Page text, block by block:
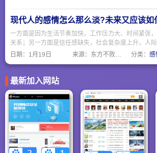
稳健、高速发展的状
态。十余年来，邂逅
网已为60万对单身朋
友找到了幸福的另一
半。2003年正式启用
邂逅网品牌，依托互
联网平台，启动布局
现代人的感情怎么那么淡?未来又应该
一方面是因为生活节奏加快，工作压力大、时间紧张
关系；另一方面是信任感缺失，社会复杂度上升，人
不要期待所有人都该对我深情，而要主动选择值得深
日期： 1月19日 来源：东方不败网址大全 分类：感
最新加入网站